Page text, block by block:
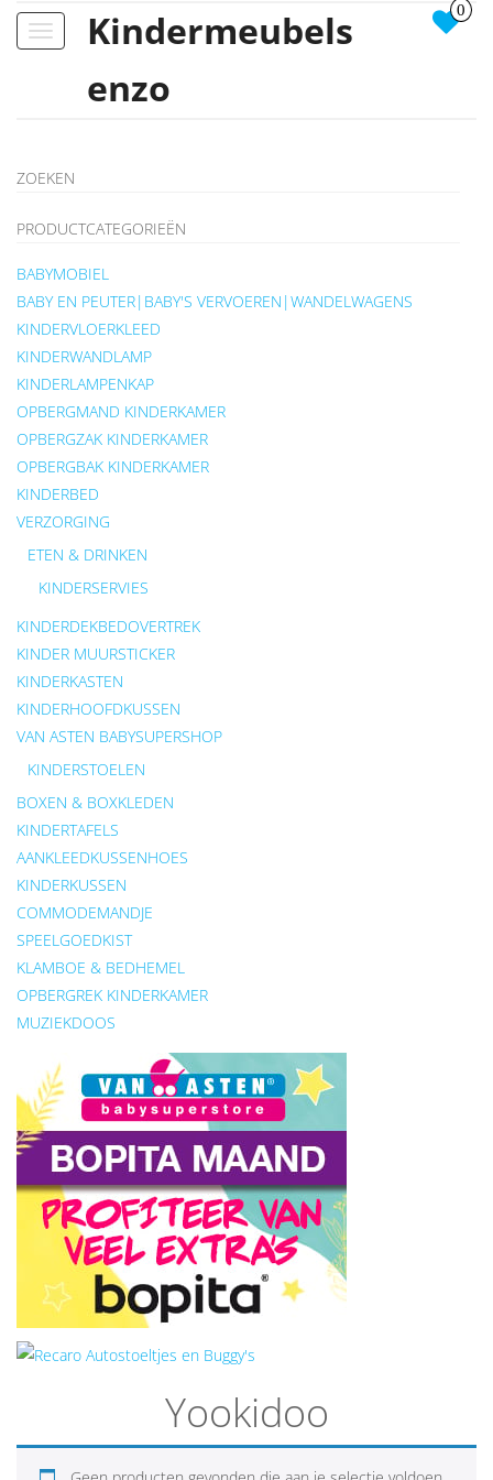
Toggle
Kindermeubels
enzo
0
ZOEKEN
PRODUCTCATEGORIEËN
BABYMOBIEL
BABY EN PEUTER|BABY'S VERVOEREN|WANDELWAGENS
KINDERVLOERKLEED
KINDERWANDLAMP
KINDERLAMPENKAP
OPBERGMAND KINDERKAMER
OPBERGZAK KINDERKAMER
OPBERGBAK KINDERKAMER
KINDERBED
VERZORGING
ETEN & DRINKEN
KINDERSERVIES
KINDERDEKBEDOVERTREK
KINDER MUURSTICKER
KINDERKASTEN
KINDERHOOFDKUSSEN
VAN ASTEN BABYSUPERSHOP
KINDERSTOELEN
BOXEN & BOXKLEDEN
KINDERTAFELS
AANKLEEDKUSSENHOES
KINDERKUSSEN
COMMODEMANDJE
SPEELGOEDKIST
KLAMBOE & BEDHEMEL
OPBERGREK KINDERKAMER
MUZIEKDOOS
Yookidoo